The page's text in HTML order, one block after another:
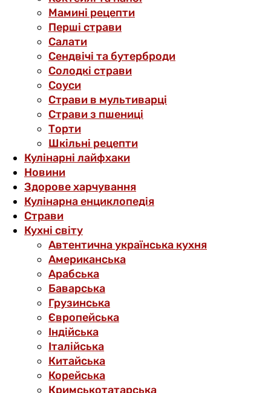
Мамині рецепти
Перші страви
Салати
Сендвічі та бутерброди
Солодкі страви
Соуси
Страви в мультиварці
Страви з пшениці
Торти
Шкільні рецепти
Кулінарні лайфхаки
Новини
Здорове харчування
Кулінарна енциклопедія
Страви
Кухні світу
Автентична українська кухня
Американська
Арабська
Баварська
Грузинська
Європейська
Індійська
Італійська
Китайська
Корейська
Кримськотатарська